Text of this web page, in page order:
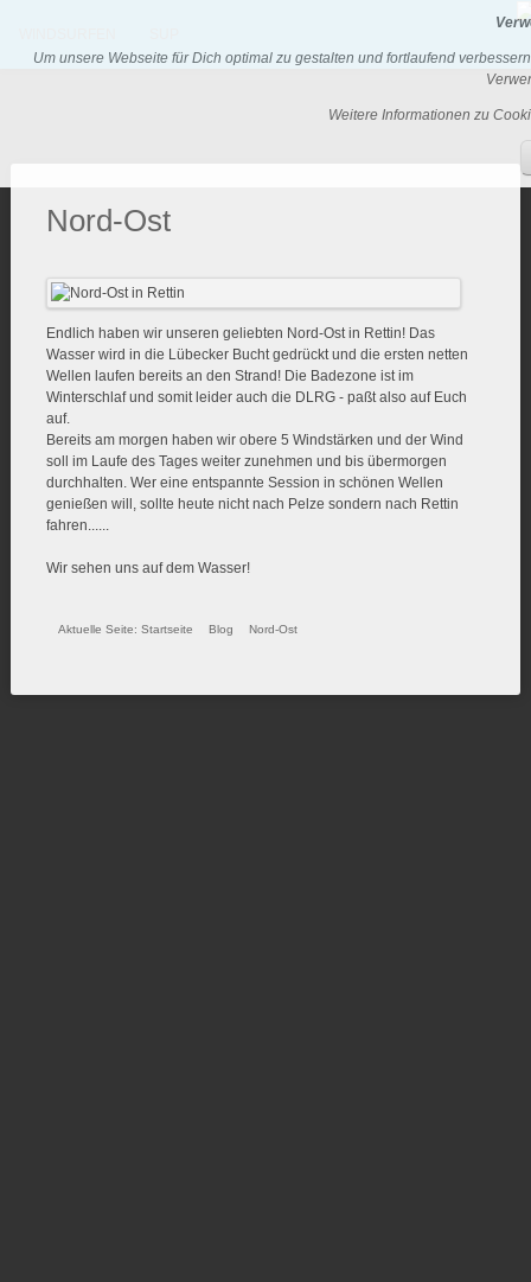
Um unsere Webseite für Dich optimal zu gestalten und fortlaufend
Weitere Informationen zu
Nord-Ost
Endlich haben wir unseren geliebten Nord-Ost in Rettin! Das
Wasser wird in die Lübecker Bucht gedrückt und die ersten netten
Wellen laufen bereits an den Strand! Die Badezone ist im
Winterschlaf und somit leider auch die DLRG - paßt also auf Euch
auf.
Bereits am morgen haben wir obere 5 Windstärken und der Wind
soll im Laufe des Tages weiter zunehmen und bis übermorgen
durchhalten. Wer eine entspannte Session in schönen Wellen
genießen will, sollte heute nicht nach Pelze sondern nach Rettin
fahren......
Wir sehen uns auf dem Wasser!
Aktuelle Seite: Startseite Blog Nord-Ost